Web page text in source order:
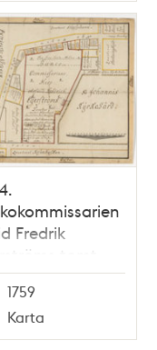
Fredrik
tomt
1759
Karta